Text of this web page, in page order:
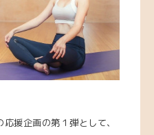
応援企画の第１弾として、